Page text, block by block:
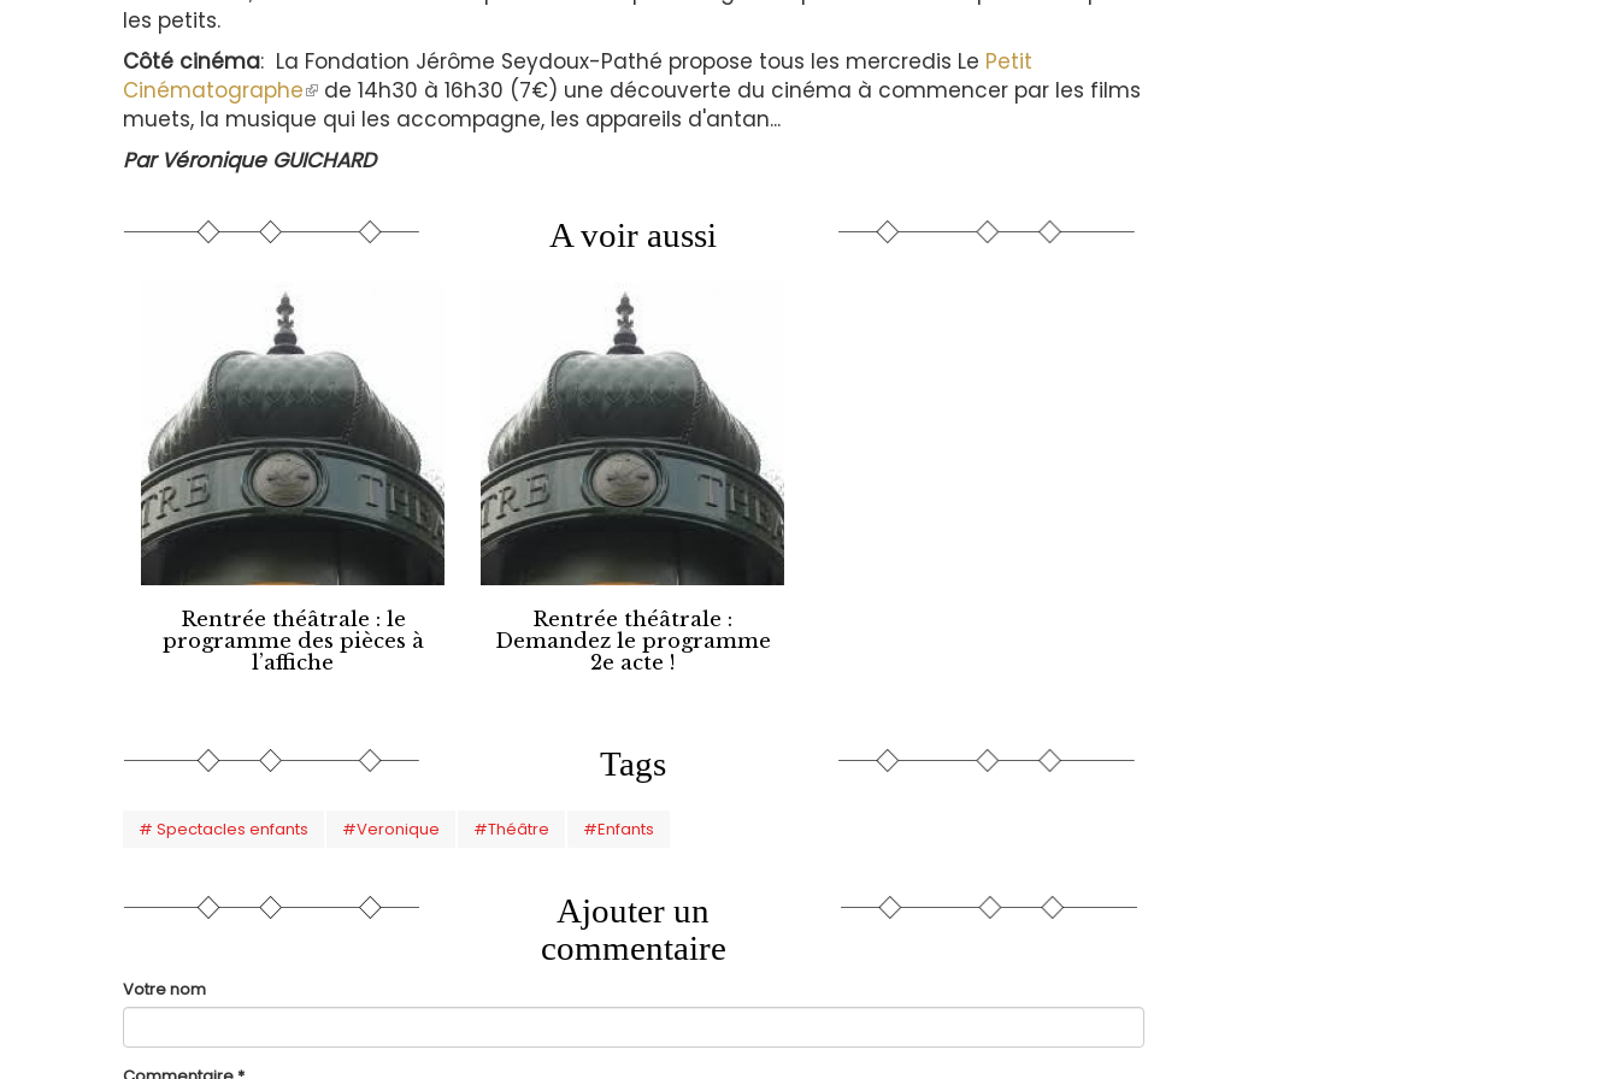
les petits.
Côté cinéma: La Fondation Jérôme Seydoux-Pathé propose tous les mercredis Le Petit
Cinématographe(le
lien
est
externe)
de 14h30 à 16h30 (7€) une découverte du cinéma à commencer par les films
muets, la musique qui les accompagne, les appareils d'antan...
Par Véronique GUICHARD
A voir aussi
Rentrée théâtrale : le
programme des pièces à
l’affiche
Rentrée théâtrale :
Demandez le programme
2e acte !
Tags
# Spectacles enfants #Veronique #Théâtre #Enfants
Ajouter un
commentaire
Votre nom